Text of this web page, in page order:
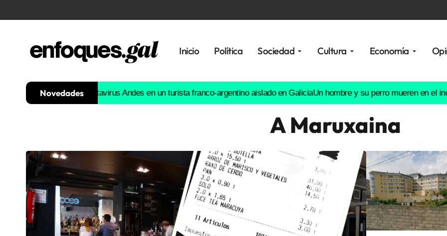
Inicio Política Sociedad Cultura Economía
Histórica
Gastronomía
Escenarios
Novedades
un caso de hantavirus Andes en un turista franco-argentino aislado en GaliciaUn hombre y su perro mueren en el incendio
A Maruxaina